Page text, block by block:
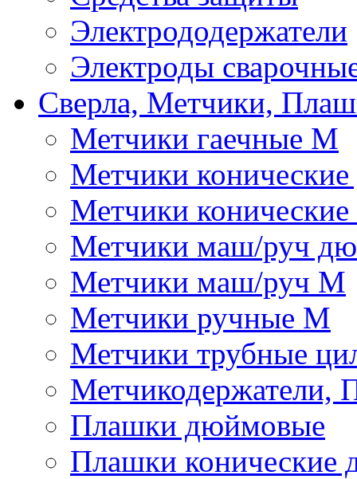
Электрододержатели
Электроды
Сверла, Метчики,
Метчики гаечные М
Метчики
Метчики
Метчики маш/руч
Метчики маш/руч М
Метчики ручные М
Метчики трубные
Метчикодержатели,
Плашки дюймовые
Плашки